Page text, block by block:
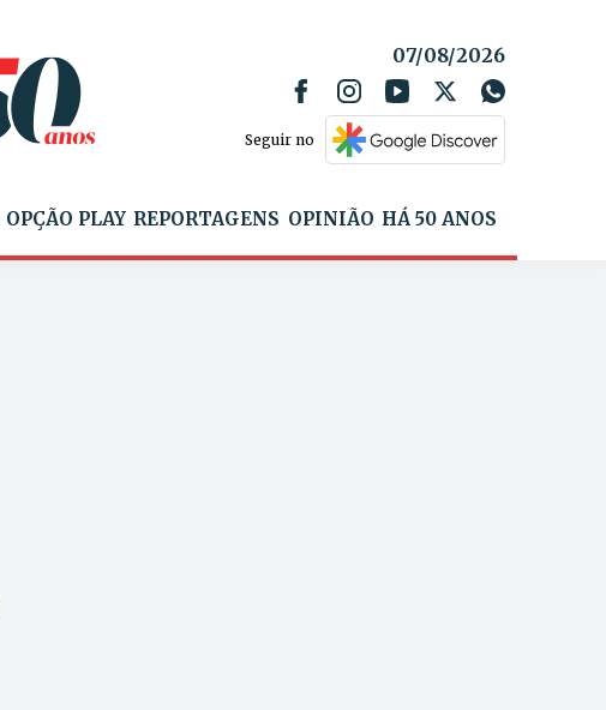
07/08/2026
Seguir no
OPÇÃO PLAY REPORTAGENS OPINIÃO HÁ 50 ANOS